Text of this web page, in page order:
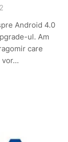
Android 4.0
ul. Am
care
vor…